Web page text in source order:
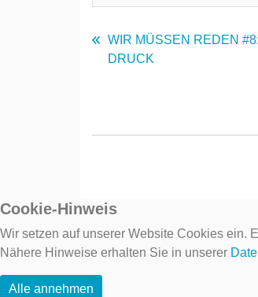
WIR MÜSSEN REDEN
DRUCK
Cookie-Hinweis
Wir setzen auf unserer Website Cookies ein.
Nähere Hinweise erhalten Sie in unserer
Alle annehmen